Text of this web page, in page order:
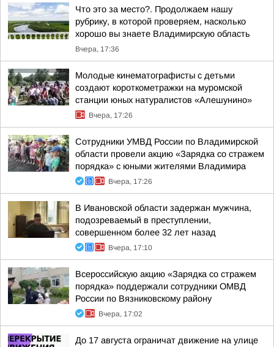
Что это за место?. Продолжаем нашу
рубрику, в которой проверяем, насколько
хорошо вы знаете Владимирскую область
Вчера, 17:36
Молодые кинематографисты с детьми
создают короткометражки на муромской
станции юных натуралистов «Алешунино»
Вчера, 17:26
Сотрудники УМВД России по Владимирской
области провели акцию «Зарядка со стражем
порядка» с юными жителями Владимира
Вчера, 17:26
В Ивановской области задержан мужчина,
подозреваемый в преступлении,
совершенном более 32 лет назад
Вчера, 17:10
Всероссийскую акцию «Зарядка со стражем
порядка» поддержали сотрудники ОМВД
России по Вязниковскому району
Вчера, 17:02
До 17 августа ограничат движение на улице